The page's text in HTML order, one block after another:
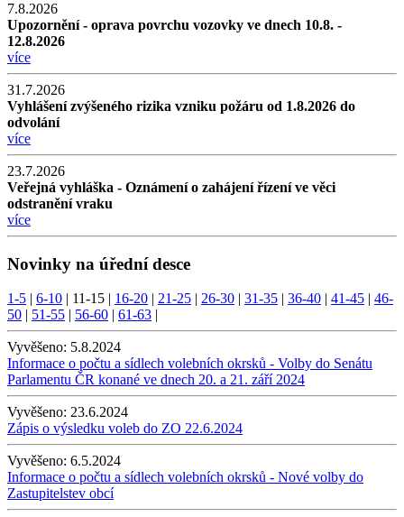
7.8.2026
Upozornění - oprava povrchu vozovky ve dnech 10.8. -
12.8.2026
více
31.7.2026
Vyhlášení zvýšeného rizika vzniku požáru od 1.8.2026 do
odvolání
více
23.7.2026
Veřejná vyhláška - Oznámení o zahájení řízení ve věci
odstranění vraku
více
Novinky na úřední desce
1-5 6-10 11-15 16-20 21-25 26-30 31-35 36-40 41-45
46-
50
51-55 56-60 61-63
Vyvěšeno: 5.8.2024
Informace o počtu a sídlech volebních okrsků - Volby do Senátu
Parlamentu ČR konané ve dnech 20. a 21. září 2024
Vyvěšeno: 23.6.2024
Zápis o výsledku voleb do ZO 22.6.2024
Vyvěšeno: 6.5.2024
Informace o počtu a sídlech volebních okrsků - Nové volby do
Zastupitelstev obcí